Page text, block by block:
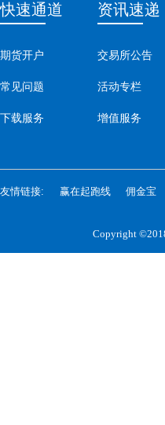
快速通道
期货开户
常见问题
下载服务
资讯速递
交易所公告
活动专栏
增值服务
友情链接: 赢在起跑线 佣金宝
Copyright